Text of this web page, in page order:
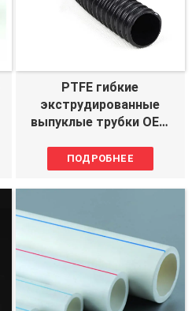
PTFE гибкие
экструдированные
выпуклые трубки OEM
ПОДРОБНЕЕ